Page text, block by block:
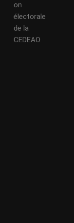
on
électorale
de la
CEDEAO